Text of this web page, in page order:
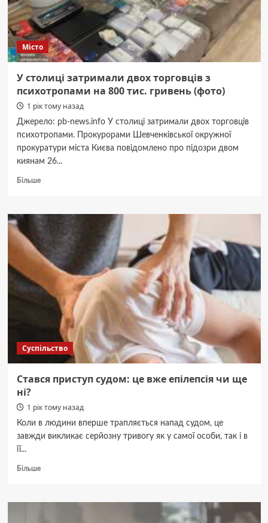
Місто
У столиці затримали двох торговців з
психотропами на 800 тис. гривень (фото)
1 рік тому назад
Джерело: pb-news.info У столиці затримали двох торговців
психотропами. Прокурорами Шевченківської окружної
прокуратури міста Києва повідомлено про підозри двом
киянам 26...
БільшеДокладніше
столиці
затримали
торговців
з
психотропами
800
гривень
(фото)
Суспільство
Стався приступ судом: це вже епілепсія чи ще
ні?
1 рік тому назад
Коли в людини вперше трапляється напад судом, це
завжди викликає серйозну тривогу як у самої особи, так і в
її...
БільшеДокладніше
приступ